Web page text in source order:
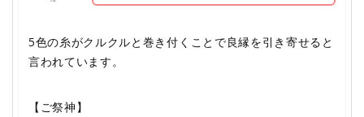
5色の糸がクルクルと巻き付くことで良縁を引き寄せると
言われています。
【ご祭神】